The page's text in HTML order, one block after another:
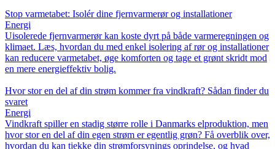
Stop varmetabet: Isolér dine fjernvarmerør og installationer
Energi
Uisolerede fjernvarmerør kan koste dyrt på både varmeregningen og
klimaet. Læs, hvordan du med enkel isolering af rør og installationer
kan reducere varmetabet, øge komforten og tage et grønt skridt mod
en mere energieffektiv bolig.
Hvor stor en del af din strøm kommer fra vindkraft? Sådan finder du
svaret
Energi
Vindkraft spiller en stadig større rolle i Danmarks elproduktion, men
hvor stor en del af din egen strøm er egentlig grøn? Få overblik over,
hvordan du kan tjekke din strømforsynings oprindelse, og hvad